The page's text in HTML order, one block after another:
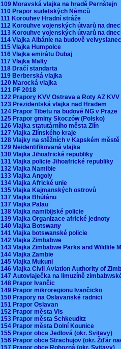
109 Moravská vlajka na hradě Pernštejn
110 Prapor sudetských Němců
111 Korouhev Hradní stráže
112 Korouhve vojenských útvarů na
113 Korouhve vojenských útvarů na
114 Vlajka Albánie na budově
115 Vlajka Humpolce
116 Vlajka emirátu Dubaj
117 Vlajka Malty
118 Dračí standarta
119 Berberská vlajka
120 Marocká vlajka
121 PF 2018
122 Prapory KVV Ostrava a Roty AZ
123 Prezidentská vlajka nad Hradem
124 Prapor Tibetu na budově NG v Praze
125 Prapor gminy Skoczów (Polsko)
126 Vlajka statutárního města Zlín
127 Vlajka Zlínského kraje
128 Vlajky na stěžních v Kapském
129 Neidentifikovaná vlajka
130 Vlajka Jihoafrické republiky
131 Vlajka policie Jihoafrické republiky
132 Vlajka Namibie
133 Vlajka Angoly
134 Vlajka Africké unie
135 Vlajka Kajmanských ostrovů
137 Vlajka Bhútánu
137 Vlajka Palau
138 Vlajka namibijské policie
139 Vlajka Organizace africké jednoty
140 Vlajka Botswany
141 Vlajka botswanské policie
142 Vlajka Zimbabwe
143 Vlajka Zimbabwe Parks and Wildlife
144 Vlajka Zambie
145 Vlajka Mukuni
146 Vlajka Civil Aviation Authority of
147 Autovlaječka na limuzíně
148 Prapor Ivančic
149 Prapor mikroregionu Ivančicko
150 Prapory na Oslavanské radnici
151 Prapor Oslavan
152 Prapor města Vis
153 Prapor města Schkeuditz
154 Prapor města Dolní Kounice
155 Prapor obce Jedlová (okr. Svitavy)
156 Prapor obce Strachujov (okr. Žďár
157 Prapor obce Rohozná (okr. Svitavy)